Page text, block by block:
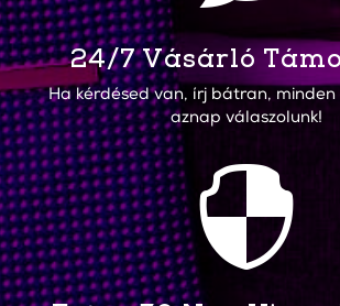
24/7 Vásárló
Ha kérdésed van, írj bátran, minden
aznap válaszolunk!
